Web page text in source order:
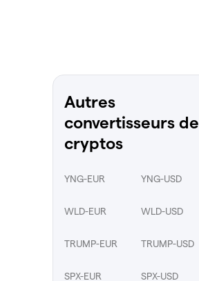
Autres
convertisseurs de
cryptos
YNG-EUR YNG-USD
WLD-EUR WLD-USD
TRUMP-EUR TRUMP-USD
SPX-EUR SPX-USD